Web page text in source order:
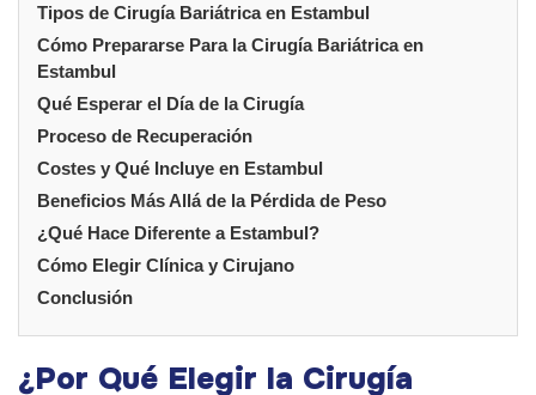
Tipos de Cirugía Bariátrica en Estambul
Cómo Prepararse Para la Cirugía Bariátrica en
Estambul
Qué Esperar el Día de la Cirugía
Proceso de Recuperación
Costes y Qué Incluye en Estambul
Beneficios Más Allá de la Pérdida de Peso
¿Qué Hace Diferente a Estambul?
Cómo Elegir Clínica y Cirujano
Conclusión
¿Por Qué Elegir la Cirugía